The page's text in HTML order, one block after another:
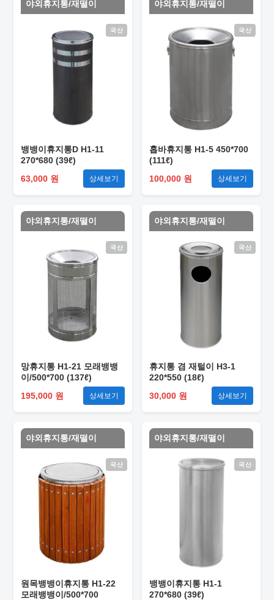
야외휴지통/재떨이
국산
뱅뱅이휴지통D H1-11
270*680 (39ℓ)
63,000 원
상세보기
야외휴지통/재떨이
국산
홉바휴지통 H1-5 450*700
(111ℓ)
100,000 원
상세보기
야외휴지통/재떨이
국산
망휴지통 H1-21 모래뱅뱅
이/500*700 (137ℓ)
195,000 원
상세보기
야외휴지통/재떨이
국산
휴지통 겸 재털이 H3-1
220*550 (18ℓ)
30,000 원
상세보기
야외휴지통/재떨이
국산
원목뱅뱅이휴지통 H1-22
모래뱅뱅이/500*700
야외휴지통/재떨이
국산
뱅뱅이휴지통 H1-1
270*680 (39ℓ)